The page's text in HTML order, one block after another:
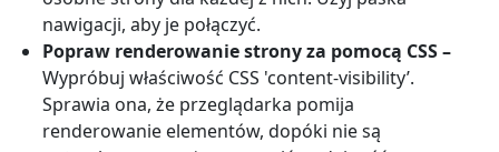
nawigacji, aby je połączyć.
Popraw renderowanie strony za pomocą CSS –
Wypróbuj właściwość CSS 'content-visibility’.
Sprawia ona, że przeglądarka pomija
renderowanie elementów, dopóki nie są